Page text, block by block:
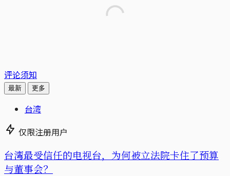
评论须知
最新 更多
台湾
仅限注册用户
台湾最受信任的电视台，为何被立法院卡住了预算
与董事会？